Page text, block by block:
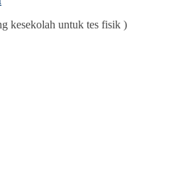
kesekolah untuk tes fisik )